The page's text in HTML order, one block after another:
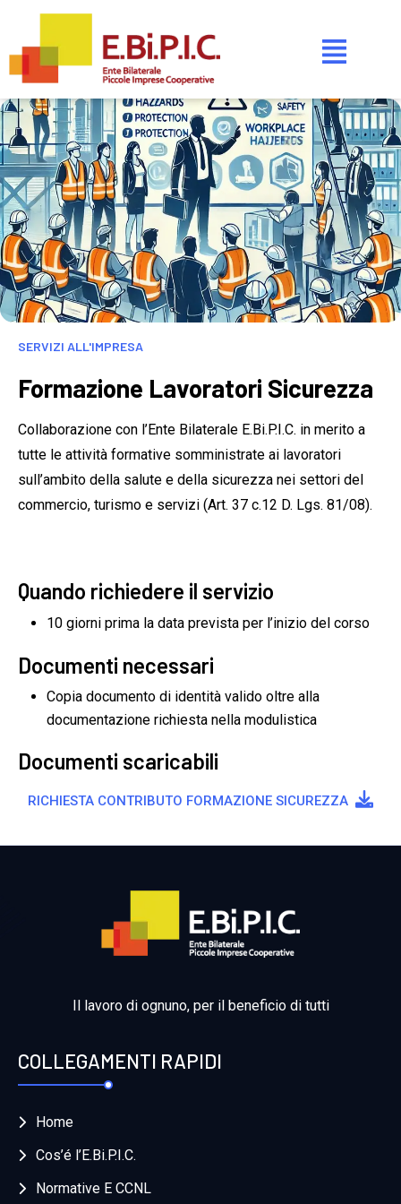
SERVIZI ALL'IMPRESA
Formazione Lavoratori Sicurezza
Collaborazione con l’Ente Bilaterale E.Bi.P.I.C. in merito a
tutte le attività formative somministrate ai lavoratori
sull’ambito della salute e della sicurezza nei settori del
commercio, turismo e servizi (Art. 37 c.12 D. Lgs. 81/08).
Quando richiedere il servizio
10 giorni prima la data prevista per l’inizio del corso
Documenti necessari
Copia documento di identità valido oltre alla
documentazione richiesta nella modulistica
Documenti scaricabili
RICHIESTA CONTRIBUTO FORMAZIONE SICUREZZA 
Il lavoro di ognuno, per il beneficio di tutti
COLLEGAMENTI RAPIDI
Home
Cos’é l’E.Bi.P.I.C.
Normative E CCNL